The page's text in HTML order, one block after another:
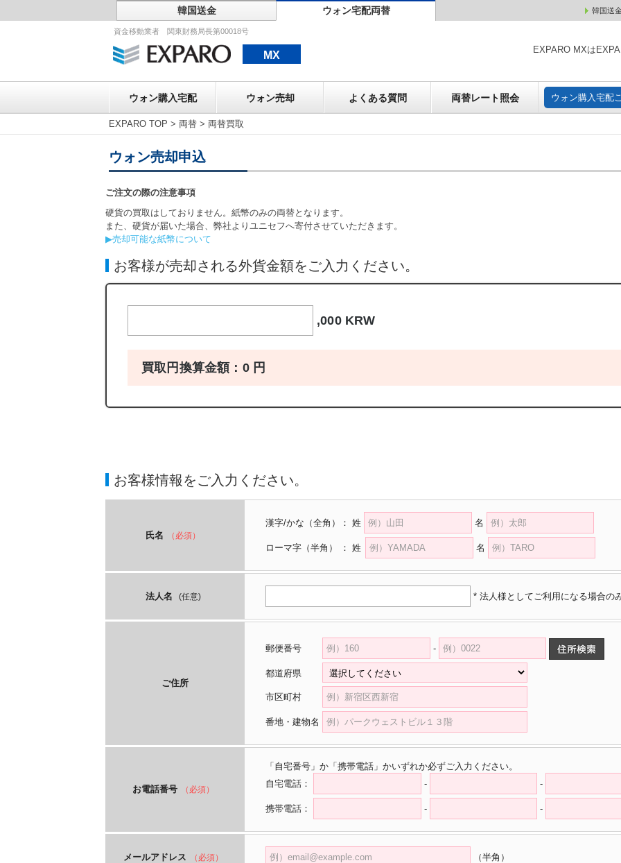
韓国送金 ウォン宅配両替 韓国送
資金移動業者 関東財務局長第00018号
MX EXPARO MXは
ウォン購入宅配 ウォン売却 よくある質問 両替レート照会 ウォン購入宅配
ウォン売却 ウォン購
EXPARO TOP > 両替 > 両替買取
ウォン売却申込
ご注文の際の注意事項
硬貨の買取はしておりません。紙幣のみの両替となります。
また、硬貨が届いた場合、弊社よりユニセフへ寄付させていただきます。
▶売却可能な紙幣について
お客様が売却される外貨金額をご入力ください。
,000 KRW
買取円換算金額： 0円
お客様情報をご入力ください。
氏名 （必須）
漢字/かな （全角） ： 姓 名
ローマ字 （半角） ： 姓 名
法人名 (任意) * 法人様としてご利用になる場合の
ご住所
郵便番号 -
都道府県
市区町村
番地・建物名
お電話番号 （必須）
「自宅番号」か「携帯電話」かいずれか必ずご入力ください。
自宅電話：
- -
携帯電話： - -
メールアドレス （必須） （半角）